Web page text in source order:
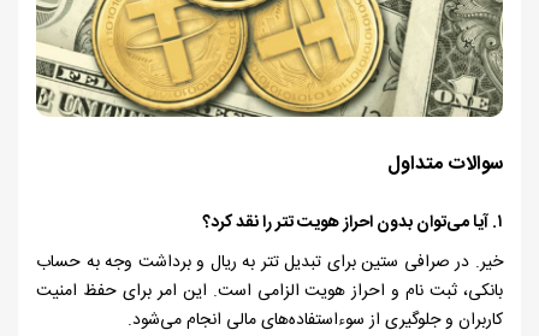
سوالات متداول
۱. آیا می‌توان بدون احراز هویت تتر را نقد کرد؟
خیر. در صرافی ستین برای تبدیل تتر به ریال و برداشت وجه به حساب
بانکی، ثبت نام و احراز هویت الزامی است. این امر برای حفظ امنیت
کاربران و جلوگیری از سوءاستفاده‌های مالی انجام می‌شود.